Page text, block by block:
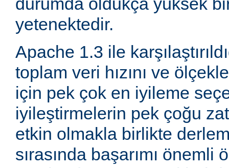
yetenektedir.
Apache 1.3 ile
toplam veri hızını ve
için pek çok en iyileme
iyileştirmelerin pek çoğu
etkin olmakla birlikte
sırasında başarımı